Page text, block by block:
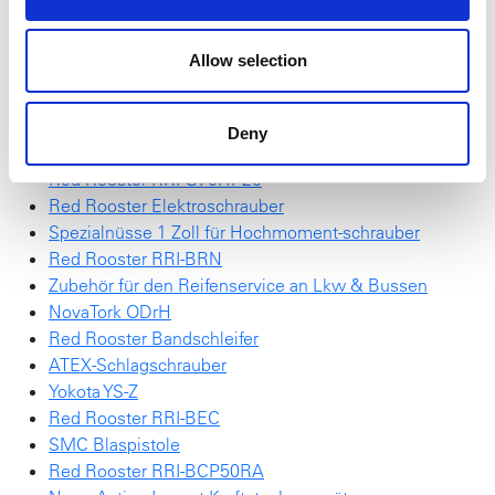
Allow selection
Deny
Mehr über den Drehschrauber erfahren Sie aus
Produktübersichtsblatt.
Red Rooster Akku-Abschalt-Impulsschrauber
Red Rooster RRI-G70HP25
Red Rooster Elektroschrauber
Spezialnüsse 1 Zoll für Hochmoment-schrauber
Red Rooster RRI-BRN
Zubehör für den Reifenservice an Lkw & Bussen
NovaTork ODrH
Red Rooster Bandschleifer
ATEX-Schlagschrauber
Yokota YS-Z
Red Rooster RRI-BEC
SMC Blaspistole
Red Rooster RRI-BCP50RA